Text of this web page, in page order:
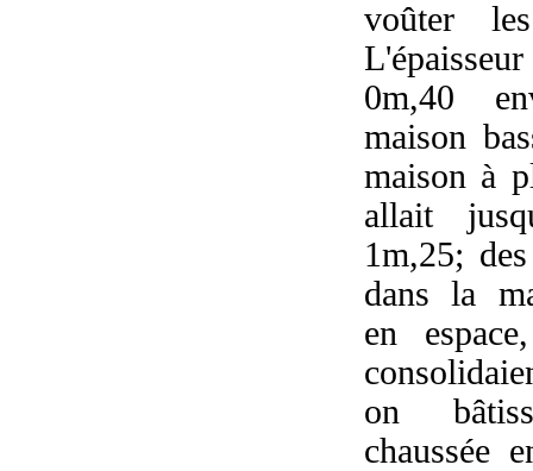
voûter
0m,40
maison
maison à
allait
1m,25;
dans la
en
on
chaussée